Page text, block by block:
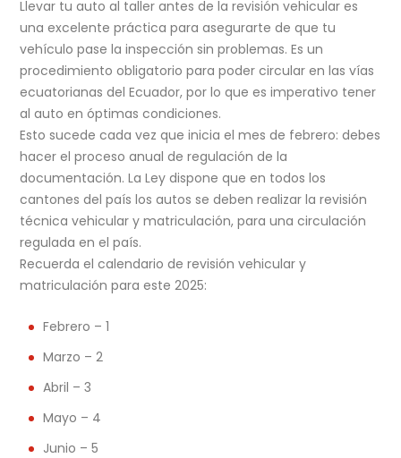
Llevar tu auto al taller antes de la revisión vehicular es
una excelente práctica para asegurarte de que tu
vehículo pase la inspección sin problemas. Es un
procedimiento obligatorio para poder circular en las vías
ecuatorianas del Ecuador, por lo que es imperativo tener
al auto en óptimas condiciones.
Esto sucede cada vez que inicia el mes de febrero: debes
hacer el proceso anual de regulación de la
documentación. La Ley dispone que en todos los
cantones del país los autos se deben realizar la revisión
técnica vehicular y matriculación, para una circulación
regulada en el país.
Recuerda el calendario de revisión vehicular y
matriculación para este 2025:
Febrero – 1
Marzo – 2
Abril – 3
Mayo – 4
Junio – 5